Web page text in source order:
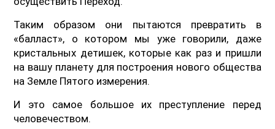
Таким образом они пытаются превратить в
«балласт», о котором мы уже говорили, даже
кристальных детишек, которые как раз и пришли
на вашу планету для построения нового общества
на Земле Пятого измерения.
И это самое большое их преступление перед
человечеством.